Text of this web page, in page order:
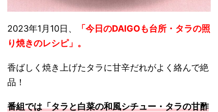
2023年1月10日、
「今日のDAIGOも台所・タラの照
り焼きのレシピ」 。
香ばしく焼き上げたタラに甘辛だれがよく絡んで絶
品！
番組では「タラと白菜の和風シチュー・タラの甘酢